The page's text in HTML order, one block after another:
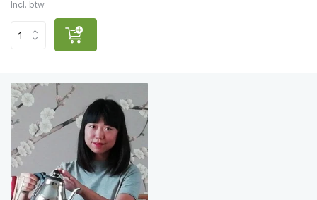
Incl. btw